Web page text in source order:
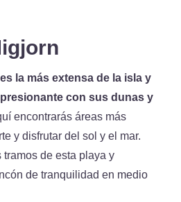
la más extensa de la isla y
con sus dunas y
encontrarás áreas más
y disfrutar del sol y el mar.
de esta playa y
de tranquilidad en medio